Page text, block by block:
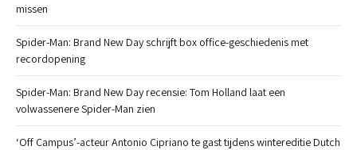
missen
Spider-Man: Brand New Day schrijft box office-geschiedenis met
recordopening
Spider-Man: Brand New Day recensie: Tom Holland laat een
volwassenere Spider-Man zien
‘Off Campus’-acteur Antonio Cipriano te gast tijdens wintereditie Dutch